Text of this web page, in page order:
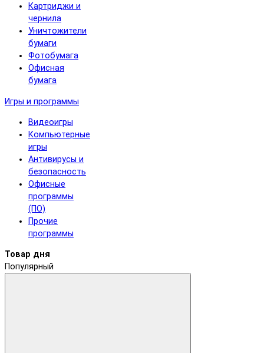
Картриджи и
чернила
Уничтожители
бумаги
Фотобумага
Офисная
бумага
Игры и программы
Видеоигры
Компьютерные
игры
Антивирусы и
безопасность
Офисные
программы
(ПО)
Прочие
программы
Товар дня
Популярный